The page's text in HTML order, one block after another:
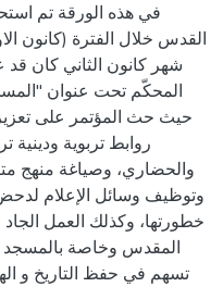
في هذه الورقة تم
شهر كانون الثاني كان قد
المحكّم تحت عنوان
حيث حث المؤتمر على
روابط تربوية
والحضاري، وصياغة منهج
وتوظيف وسائل الإعلام لدحض
خطورتها، وكذلك العمل
المقدس وخاصة بالمسجد
تسهم في حفظ التاريخ و